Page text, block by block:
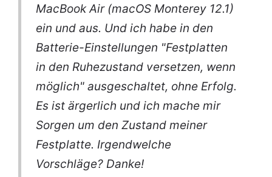
MacBook Air (macOS Monterey 12.1)
ein und aus. Und ich habe in den
Batterie-Einstellungen "Festplatten
in den Ruhezustand versetzen, wenn
möglich" ausgeschaltet, ohne Erfolg.
Es ist ärgerlich und ich mache mir
Sorgen um den Zustand meiner
Festplatte. Irgendwelche
Vorschläge? Danke!